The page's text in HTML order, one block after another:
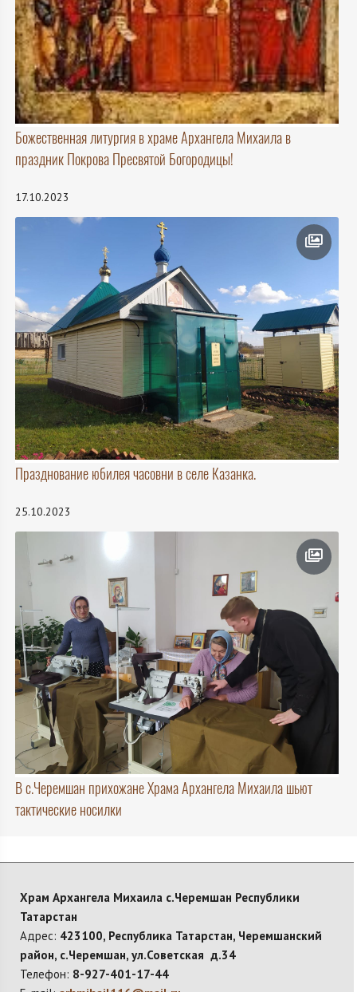
Божественная литургия в храме Архангела Михаила в
праздник Покрова Пресвятой Богородицы!
17.10.2023
Празднование юбилея часовни в селе Казанка.
25.10.2023
В с.Черемшан прихожане Храма Архангела Михаила шьют
тактические носилки
Храм Архангела Михаила с.Черемшан Республики
Татарстан
Адрес: 423100, Республика Татарстан, Черемшанский
район, с.Черемшан, ул.Советская д.34
Телефон: 8-927-401-17-44